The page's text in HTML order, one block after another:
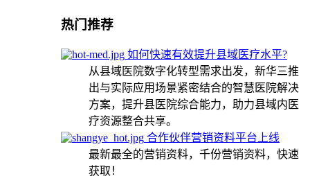
热门推荐
如何快速有效提升县域医疗水平?
从县域医院数字化转型需求出发，新华三推
出与实际应用场景紧密结合的智慧医院解决
方案，提升县医院综合能力，助力县域内医
疗资源整合共享。
合作伙伴营销资料平台上线
最新最全的营销资料，千份营销资料，快速
获取！